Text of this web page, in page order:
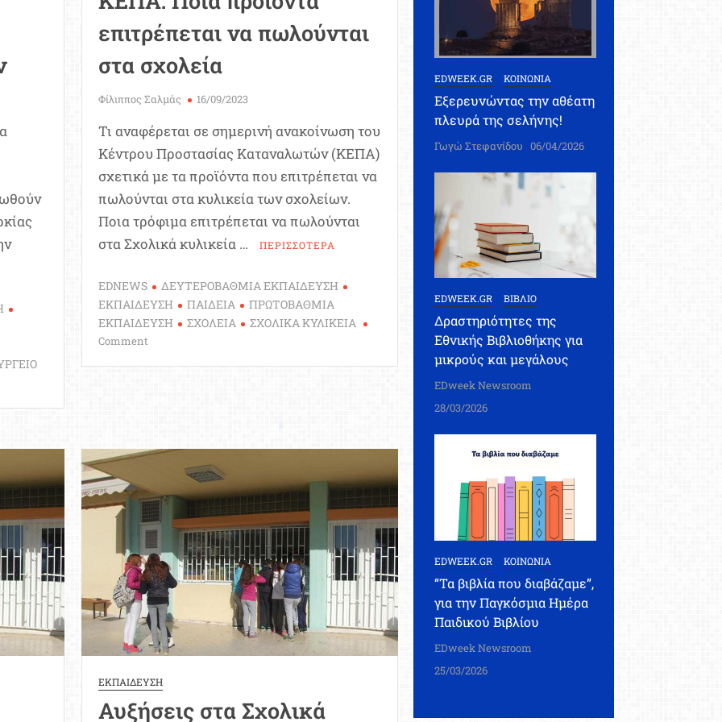
επιτρέπεται να πωλούνται
στα σχολεία
Φίλιππος Σαλμάς 16/09/2023
Τι αναφέρεται σε σημερινή ανακοίνωση του
Κέντρου Προστασίας Καταναλωτών (ΚΕΠΑ)
σχετικά με τα προϊόντα που επιτρέπεται να
πωλούνται στα κυλικεία των σχολείων.
Ποια τρόφιμα επιτρέπεται να πωλούνται
στα Σχολικά κυλικεία …
ΠΕΡΙΣΣΟΤΕΡΑ
EDNEWS
ΔΕΥΤΕΡΟΒΑΘΜΙΑ ΕΚΠΑΙΔΕΥΣΗ
ΕΚΠΑΙΔΕΥΣΗ
ΠΑΙΔΕΙΑ
ΠΡΩΤΟΒΑΘΜΙΑ
ΕΚΠΑΙΔΕΥΣΗ
ΣΧΟΛΕΙΑ ΣΧΟΛΙΚΑ ΚΥΛΙΚΕΙΑ
Commenton
πωλούνται
ΕΚΠΑΙΔΕΥΣΗ
Αυξήσεις στα Σχολικά
EDWEEK.GR ΚΟΙΝΩΝΙΑ
Εξερευνώντας την αθέατη
πλευρά της σελήνης!
Γωγώ Στεφανίδου 06/04/2026
EDWEEK.GR ΒΙΒΛΙΟ
Δραστηριότητες της
Εθνικής Βιβλιοθήκης για
μικρούς και μεγάλους
EDweek Newsroom
28/03/2026
EDWEEK.GR ΚΟΙΝΩΝΙΑ
“Τα βιβλία που διαβάζαμε”,
για την Παγκόσμια Ημέρα
Παιδικού Βιβλίου
EDweek Newsroom
25/03/2026